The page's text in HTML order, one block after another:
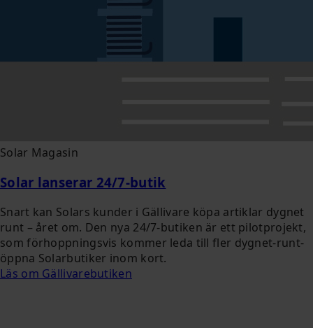
Solar Magasin
Solar lanserar 24/7-butik
Snart kan Solars kunder i Gällivare köpa artiklar dygnet
runt – året om. Den nya 24/7-butiken är ett pilotprojekt,
som förhoppningsvis kommer leda till fler dygnet-runt-
öppna Solarbutiker inom kort.
Läs om Gällivarebutiken